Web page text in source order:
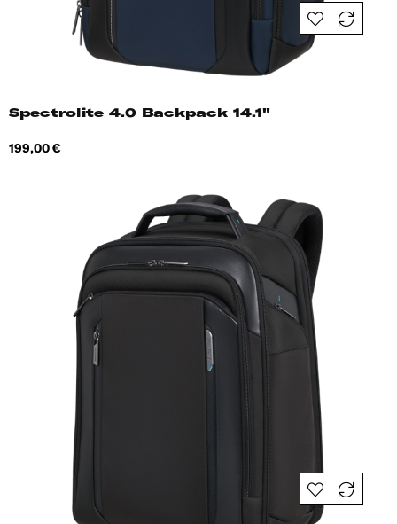
Spectrolite 4.0 Backpack 14.1"
Hind
199,00 €